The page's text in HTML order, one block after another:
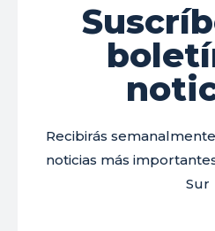
Recibirás
noticias más
Sur